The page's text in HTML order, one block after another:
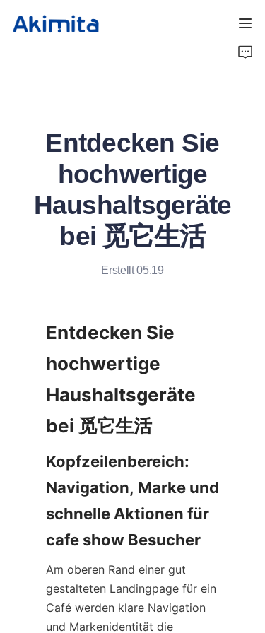
Entdecken Sie
hochwertige
Haushaltsgeräte
bei 觅它生活
Erstellt 05.19
Entdecken Sie
hochwertige
Haushaltsgeräte
Kopfzeilenbereich:
Navigation, Marke und
schnelle Aktionen für
Am oberen Rand einer gut
gestalteten Landingpage für ein
Café werden klare Navigation
und Markenidentität die
Kaffee Barista
Über uns
Kontakt